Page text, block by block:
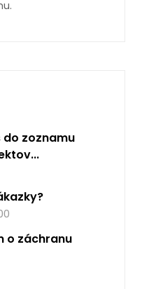
do zoznamu
o záchranu